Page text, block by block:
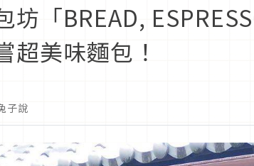
坊「BREAD,
超美味麵包！
子說